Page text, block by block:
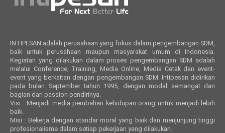
INTIPESAN adalah perusahaan yang fokus dalam pengembangan SDM,
baik untuk perusahaan maupun masyarakat umum di Indonesia.
Kegiatan yang dilakukan dalam proses pengembangan SDM adalah
melalui Conference, Training, Media Online, Media Cetak dan event-
event yang berkaitan dengan pengembangan SDM. Intipesan didirikan
pada bulan September tahun 1995, dengan modal semangat dan
bagian dari passion pendirinya.
Visi : Menjadi media perubahan kehidupan orang untuk menjadi lebih
baik.
Misi : Bekerja dengan standar moral yang baik dan menjunjung tinggi
profesionalisme dalam setiap pekerjaan yang dilakukan.